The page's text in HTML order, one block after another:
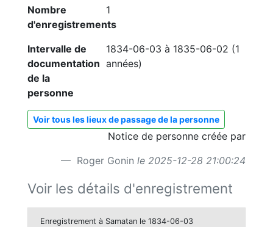
Nombre
d'enregistrements
1
Intervalle de
documentation
de la
personne
1834-06-03 à 1835-06-02 (1
années)
Voir tous les lieux de passage de la personne
Notice de personne créée par
Roger Gonin le 2025-12-28 21:00:24
Voir les détails d'enregistrement
Enregistrement à Samatan le 1834-06-03